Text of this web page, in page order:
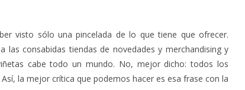
visto sólo una pincelada de lo que tiene que ofrecer.
consabidas tiendas de novedades y merchandising y
cabe todo un mundo. No, mejor dicho: todos los
la mejor crítica que podemos hacer es esa frase con la